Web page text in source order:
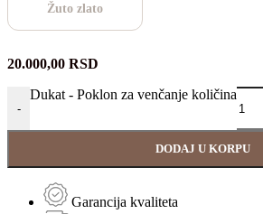
Žuto zlato
20.000,00 RSD
-
Dukat - Poklon za venčanje količina
DODAJ U KORPU
Garancija kvaliteta